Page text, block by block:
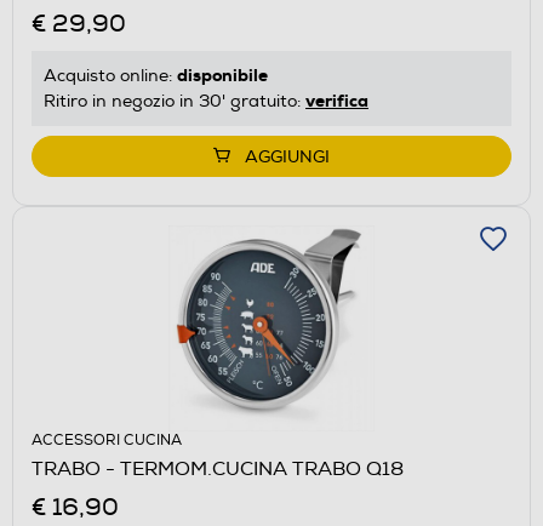
€ 29,90
Acquisto online: disponibile
Ritiro in negozio in 30' gratuito: verifica
AGGIUNGI
ACCESSORI CUCINA
TRABO - TERMOM.CUCINA TRABO Q18
€ 16,90